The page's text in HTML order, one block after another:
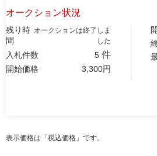
オークション状況
残り時
間
オークションは終了しま
した
入札件数 5 件
開始価格 3,300円
表示価格は「税込価格」です。